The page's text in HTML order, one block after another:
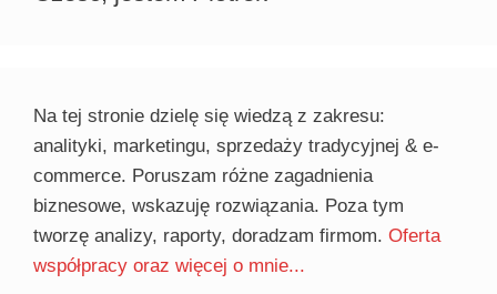
Na tej stronie dzielę się wiedzą z zakresu:
analityki, marketingu, sprzedaży tradycyjnej & e-
commerce. Poruszam różne zagadnienia
biznesowe, wskazuję rozwiązania. Poza tym
tworzę analizy, raporty, doradzam firmom. Oferta
współpracy oraz więcej o mnie...